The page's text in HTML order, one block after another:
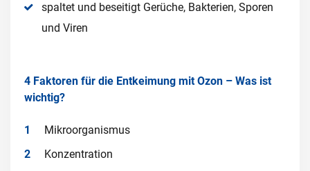
spaltet und beseitigt Gerüche, Bakterien, Sporen
und Viren
4 Faktoren für die Entkeimung mit Ozon – Was ist
wichtig?
Mikroorganismus
Konzentration